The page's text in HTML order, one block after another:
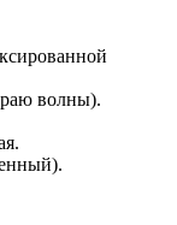
волны).